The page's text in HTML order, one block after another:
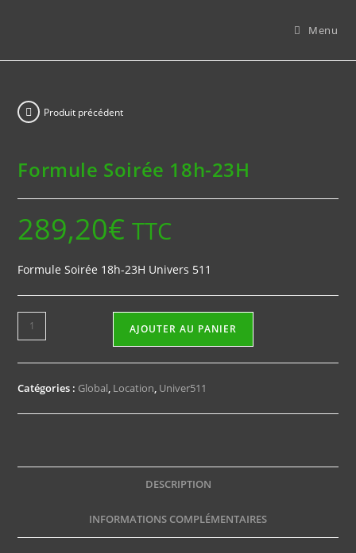
Menu
Produit précédent
Formule Soirée 18h-23H
289,20€ TTC
Formule Soirée 18h-23H Univers 511
quantité
de
Formule
AJOUTER AU PANIER
Catégories : Global, Location, Univer511
DESCRIPTION
INFORMATIONS COMPLÉMENTAIRES